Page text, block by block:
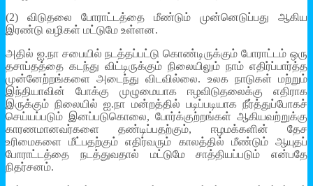
(2) விடுதலை போராட்டத்தை மீண்டும் முன்னெடுப்பது ஆகிய
இரண்டு வழிகள் மட்டுமே உள்ளன.
அதில் ஐ.நா சபையில் நடத்தப்பட்டு கொண்டிருக்கும் போராட்டம் ஒரு
தசாப்தத்தை கடந்து விட்டிருக்கும் நிலையிலும் நாம் எதிர்ப்பார்த்த
முன்னேற்றங்களை அடைந்து விடவில்லை. உலக நாடுகள் மற்றும்
இந்தியாவின் போக்கு முழுமையாக ஈழவிடுதலைக்கு எதிராக
இருக்கும் நிலையில் ஐ.நா மன்றத்தில் படிப்படியாக நீர்த்துப்போகச்
செய்யப்படும் இனப்படுகொலை, போர்க்குற்றங்கள் ஆகியவற்றுக்கு
காரணமானவர்களை தண்டிப்பதற்கும், ஈழமக்களின் தேச
உரிமைகளை மீட்பதற்கும் எதிர்வரும் காலத்தில் மீண்டும் ஆயுதப்
போராட்டத்தை நடத்துவதால் மட்டுமே சாத்தியப்படும் என்பதே
நிதர்சனம்.